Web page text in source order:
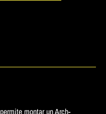
montar un Arch-